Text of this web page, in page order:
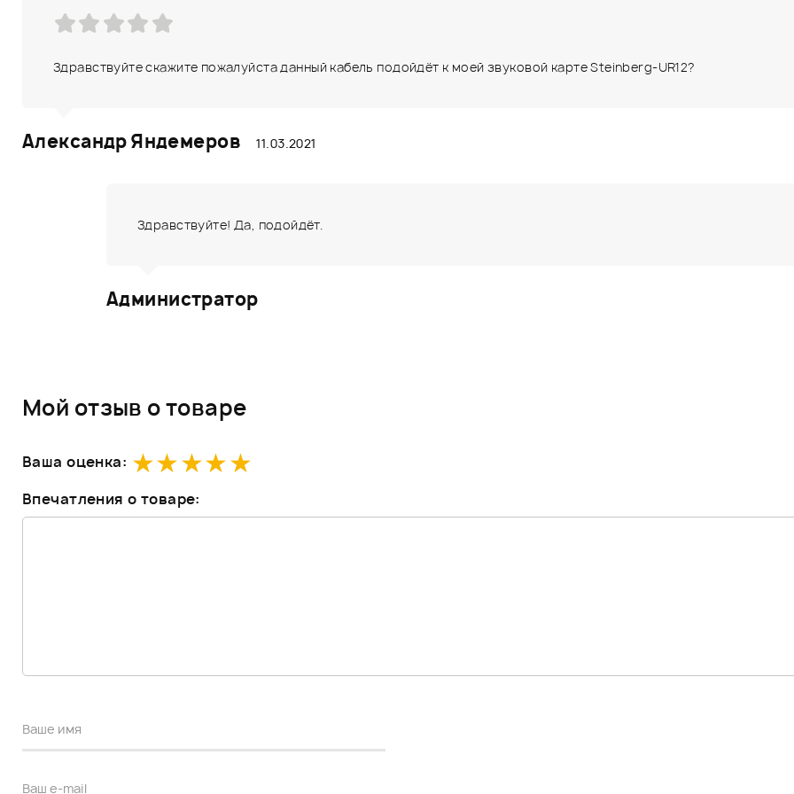
Здравствуйте скажите пожалуйста данный кабель подойдёт к моей звуковой карте Steinberg-UR12?
Александр Яндемеров 11.03.2021
Здравствуйте! Да, подойдёт.
Администратор
Мой отзыв о товаре
Ваша оценка:
Впечатления о товаре: